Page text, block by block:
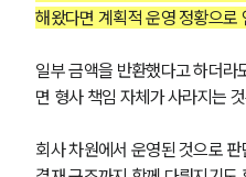
해왔다면 계획적 운영 정황으로
일부 금액을 반환했다고 하더라
면 형사 책임 자체가 사라지는
회사 차원에서 운영된 것으로